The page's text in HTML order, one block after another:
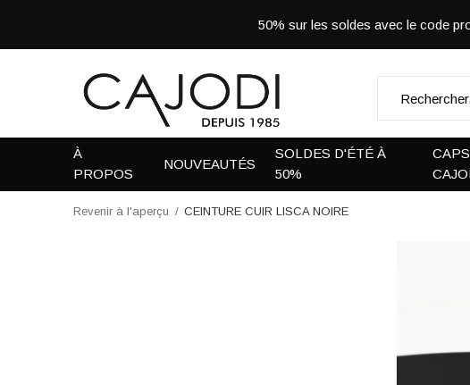
À
PROPOS
NOUVEAUTÉS
SOLDES D'ÉTÉ À
50%
50% sur les soldes avec le code
Revenir à l'aperçu CEINTURE CUIR LISCA NOIRE